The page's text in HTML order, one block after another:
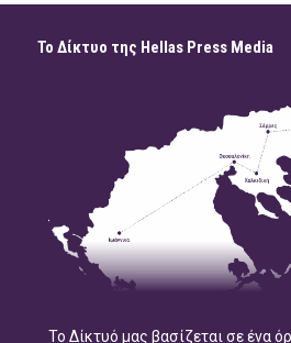
Το Δίκτυο της Hellas Press Media
Το Δίκτυό μας βασίζεται σε ένα